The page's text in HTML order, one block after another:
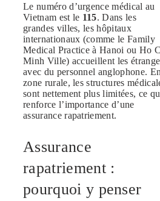
Le numéro d’urgence médical au
Vietnam est le 115. Dans les
grandes villes, les hôpitaux
internationaux (comme le Family
Medical Practice à Hanoi ou Ho
Minh Ville) accueillent les
avec du personnel anglophone. En
zone rurale, les structures
sont nettement plus limitées, ce
renforce l’importance d’une
assurance rapatriement.
Assurance
rapatriement :
pourquoi y penser